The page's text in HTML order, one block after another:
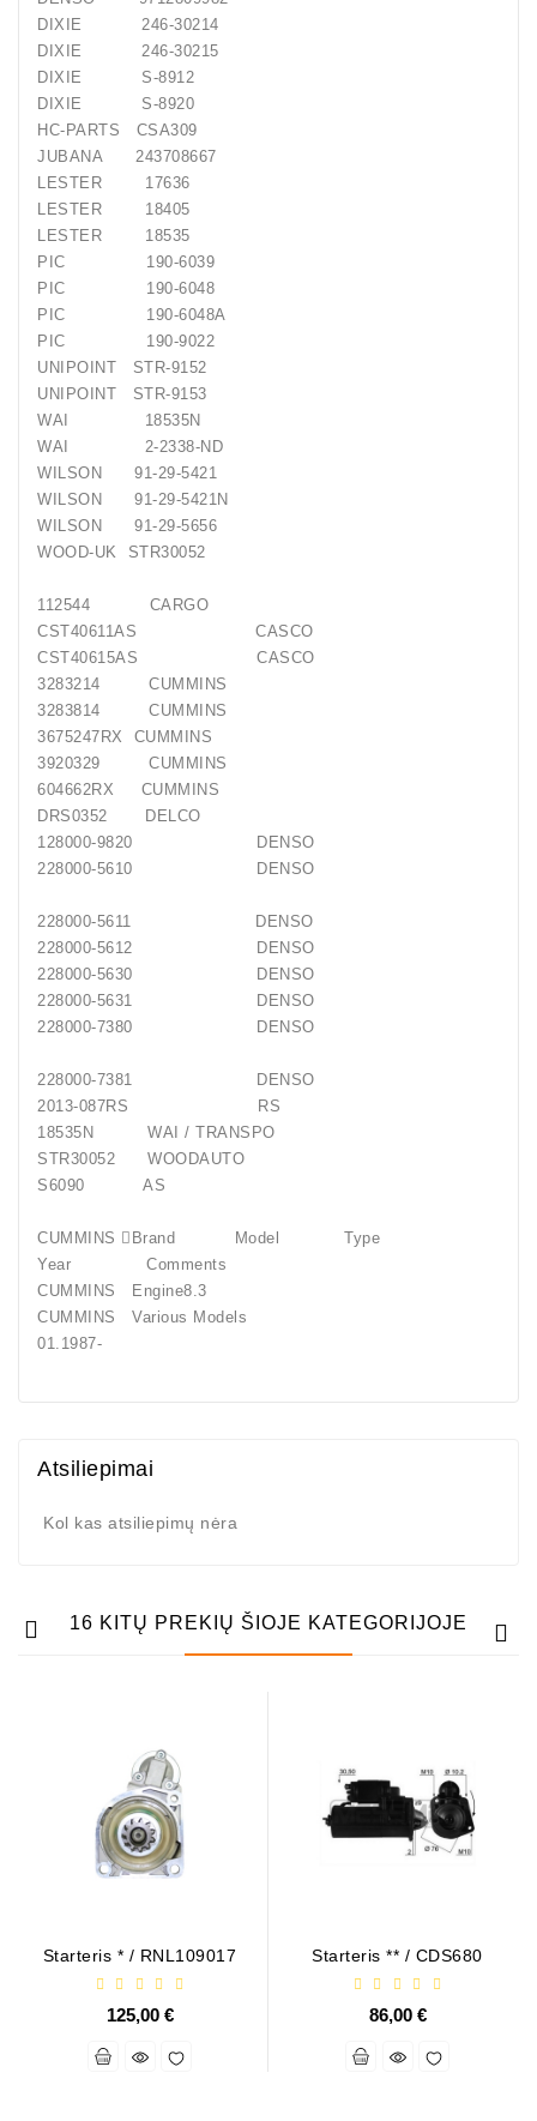
DIXIE 246-30214
DIXIE 246-30215
DIXIE S-8912
DIXIE S-8920
HC-PARTS CSA309
JUBANA 243708667
LESTER 17636
LESTER 18405
LESTER 18535
PIC 190-6039
PIC 190-6048
PIC 190-6048A
PIC 190-9022
UNIPOINT STR-9152
UNIPOINT STR-9153
WAI 18535N
WAI 2-2338-ND
WILSON 91-29-5421
WILSON 91-29-5421N
WILSON 91-29-5656
WOOD-UK STR30052
112544 CARGO
CST40611AS CASCO
CST40615AS CASCO
3283214 CUMMINS
3283814 CUMMINS
3675247RX CUMMINS
3920329 CUMMINS
604662RX CUMMINS
DRS0352 DELCO
128000-9820 DENSO
228000-5610 DENSO
228000-5611 DENSO
228000-5612 DENSO
228000-5630 DENSO
228000-5631 DENSO
228000-7380 DENSO
228000-7381 DENSO
2013-087RS RS
18535N WAI / TRANSPO
STR30052 WOODAUTO
S6090 AS
CUMMINS Brand Model Type
Year Comments
CUMMINS Engine8.3
CUMMINS Various Models
01.1987-
Atsiliepimai
Kol kas atsiliepimų nėra
16 KITŲ PREKIŲ ŠIOJE KATEGORIJOJE
Starteris * / RNL109017
125,00 €
Starteris ** / CDS680
86,00 €